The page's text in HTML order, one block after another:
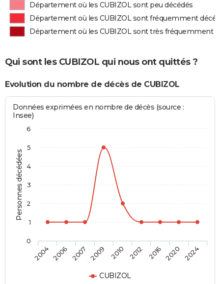
Département où les CUBIZOL sont peu décédés
Département où les CUBIZOL sont fréquemment
Département où les CUBIZOL sont très fréquemment
Qui sont les CUBIZOL qui nous ont quittés ?
Evolution du nombre de décès de CUBIZOL
Personnes décédées
Données exprimées en nombre de décès (source :
Insee)
CUBIZOL
2004 2006 2007 2009 2010 2012 2016 2020 2024
0
1
2
3
4
5
6